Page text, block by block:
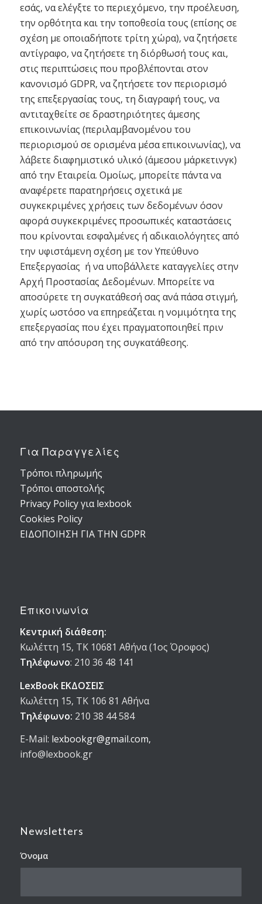
εσάς, να ελέγξτε το περιεχόμενο, την προέλευση,
την ορθότητα και την τοποθεσία τους (επίσης σε
σχέση με οποιαδήποτε τρίτη χώρα), να ζητήσετε
αντίγραφο, να ζητήσετε τη διόρθωσή τους και,
στις περιπτώσεις που προβλέπονται στον
κανονισμό GDPR, να ζητήσετε τον περιορισμό
της επεξεργασίας τους, τη διαγραφή τους, να
αντιταχθείτε σε δραστηριότητες άμεσης
επικοινωνίας (περιλαμβανομένου του
περιορισμού σε ορισμένα μέσα επικοινωνίας), να
λάβετε διαφημιστικό υλικό (άμεσου μάρκετινγκ)
από την Εταιρεία. Ομοίως, μπορείτε πάντα να
αναφέρετε παρατηρήσεις σχετικά με
συγκεκριμένες χρήσεις των δεδομένων όσον
αφορά συγκεκριμένες προσωπικές καταστάσεις
που κρίνονται εσφαλμένες ή αδικαιολόγητες από
την υφιστάμενη σχέση με τον Υπεύθυνο
Επεξεργασίας ή να υποβάλλετε καταγγελίες στην
Αρχή Προστασίας Δεδομένων. Μπορείτε να
αποσύρετε τη συγκατάθεσή σας ανά πάσα στιγμή,
χωρίς ωστόσο να επηρεάζεται η νομιμότητα της
επεξεργασίας που έχει πραγματοποιηθεί πριν
από την απόσυρση της συγκατάθεσης.
Για Παραγγελίες
Τρόποι πληρωμής
Τρόποι αποστολής
Privacy Policy για lexbook
Cookies Policy
ΕΙΔΟΠΟΙΗΣΗ ΓΙΑ ΤΗΝ GDPR
Επικοινωνία
Κεντρική διάθεση:
Κωλέττη 15, ΤΚ 10681 Αθήνα (1ος Όροφος)
Τηλέφωνο: 210 36 48 141
LexBook ΕΚΔΟΣΕΙΣ
Κωλέττη 15, ΤΚ 106 81 Αθήνα
Τηλέφωνο: 210 38 44 584
E-Mail: lexbookgr@gmail.com,
info@lexbook.gr
Newsletters
Όνομα